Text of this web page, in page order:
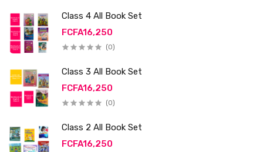
Class 4 All Book Set
FCFA16,250
(0)
Class 3 All Book Set
FCFA16,250
(0)
Class 2 All Book Set
FCFA16,250